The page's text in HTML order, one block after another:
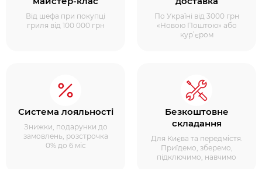
Від шефа при покупці
гриля від 100 000 грн
По Україні від 3000 грн
«Новою Поштою» або
кур’єром
Система лояльності
Знижки, подарунки до
замовлень, розстрочка
0% до 6 міс
Безкоштовне
складання
Для Києва та передмістя.
Приїдемо, зберемо,
підключимо, навчимо